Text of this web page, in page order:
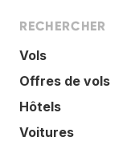
RECHERCHER
Vols
Offres de vols
Hôtels
Voitures